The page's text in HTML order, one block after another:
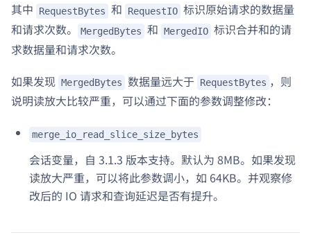
其中 RequestBytes 和 RequestIO 标识原始请求的数据量
和请求次数。
MergedBytes 和 MergedIO 标识合并和的请
求数据量和请求次数。
如果发现 MergedBytes 数据量远大于 RequestBytes ，则
说明读放大比较严重，可以通过下面的参数调整修改：
merge_io_read_slice_size_bytes
会话变量，自 3.1.3 版本支持。默认为 8MB。如果发现
读放大严重，可以将此参数调小，如 64KB。并观察修
改后的 IO 请求和查询延迟是否有提升。